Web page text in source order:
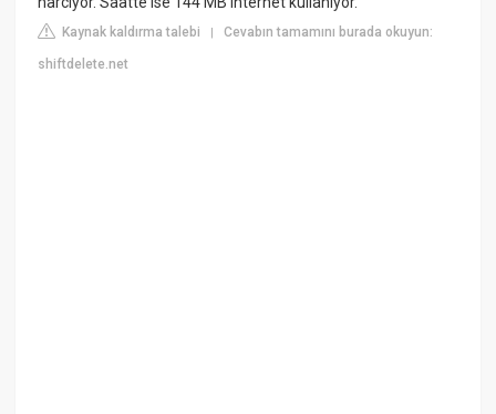
Kaynak kaldırma talebi |Cevabın tamamını burada okuyun:
shiftdelete.net